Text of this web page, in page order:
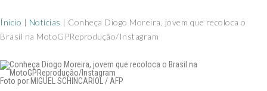
Ínicio | Notícias | Conheça Diogo Moreira, jovem que recoloca o
Brasil na MotoGPReprodução/Instagram
Foto por MIGUEL SCHINCARIOL / AFP